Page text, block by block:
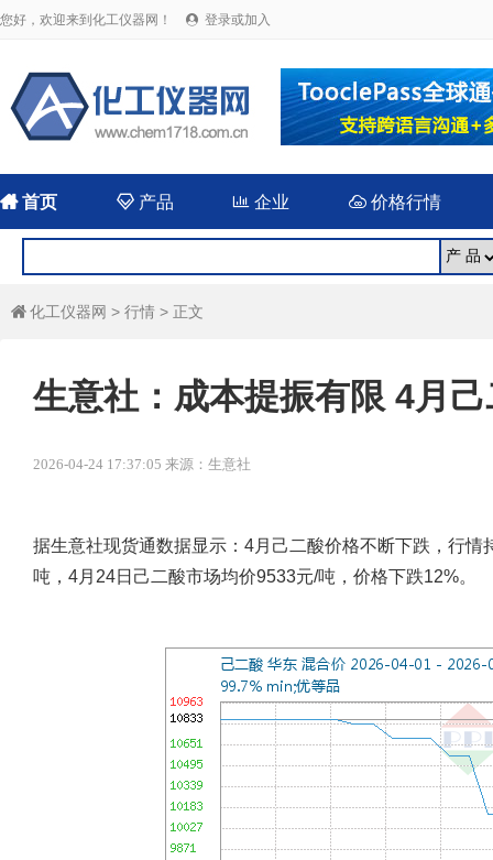
您好，欢迎来到化工仪器网！  登录或加入
首页 产品  企业 价格行情
 化工仪器网 > 行情 > 正文
生意社：成本提振有限 4月
2026-04-24 17:37:05 来源：生意社
据生意社现货通数据显示：4月己二酸价格不断下跌，行
吨，4月24日己二酸市场均价9533元/吨，价格下跌12%。